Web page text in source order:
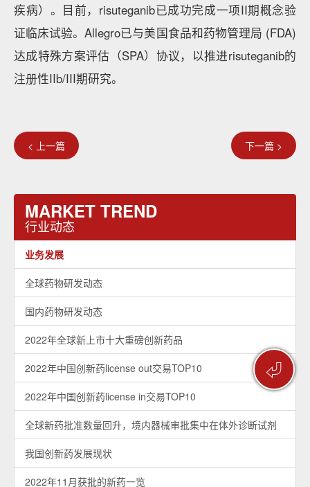
⏎
疾病）。目前，risuteganib已成功完成一项II期概念验
证临床试验。Allegro已与美国食品和药物管理局 (FDA)
达成特殊方案评估（SPA）协议，以推进risuteganib的
注册性IIb/III期研究。
< 上一篇 下一篇 >
MARKET TREND
行业动态
业务发展
全球药物研发动态
国内药物研发动态
2022年全球新上市十大重磅创新药品
2022年中国创新药license out交易TOP10
2022年中国创新药license in交易TOP10
全球新药批准数量回升，境内器械审批集中在体外诊断试剂
我国创新药发展现状
2022年11月获批的新药一览